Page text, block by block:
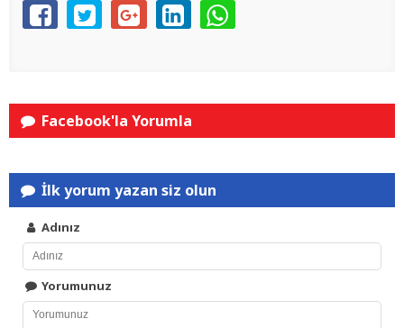
Facebook'la Yorumla
İlk yorum yazan siz olun
Adınız
Yorumunuz